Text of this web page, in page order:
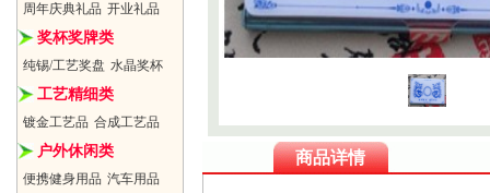
周年庆典礼品 开业礼品
奖杯奖牌类
纯锡/工艺奖盘 水晶奖杯
工艺精细类
镀金工艺品 合成工艺品
户外休闲类
便携健身用品 汽车用品
商品详情